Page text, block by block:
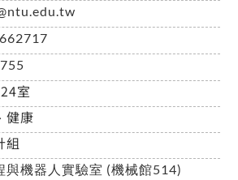
室
健康
組
與機器人實驗室 (機械館514)